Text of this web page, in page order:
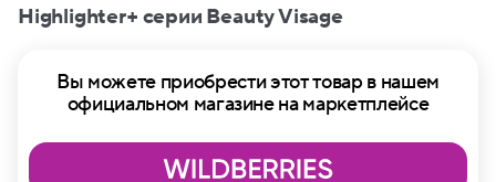
Highlighter+ серии Beauty Visage
Вы можете приобрести этот товар в нашем
официальном магазине на маркетплейсе